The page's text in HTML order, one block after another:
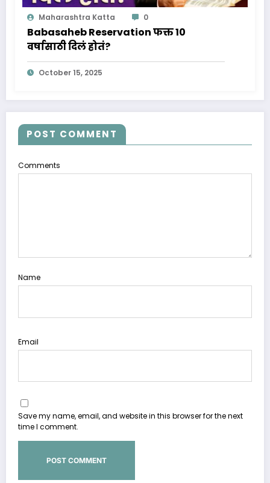
Maharashtra Katta 0
Babasaheb Reservation फक्त 10
वर्षासाठी दिलं होतं?
October 15, 2025
POST COMMENT
Comments
Name
Email
Save my name, email, and website in this browser for the next
time I comment.